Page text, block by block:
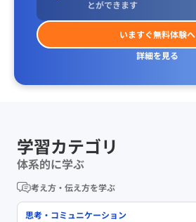
とができます
いますぐ無料体験へ
詳細を見る
学習カテゴリ
体系的に学ぶ
考え方・伝え方を学ぶ
思考・コミュニケーション